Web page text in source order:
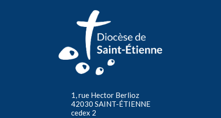
1, rue Hector Berlioz
42030 SAINT-ÉTIENNE
cedex 2